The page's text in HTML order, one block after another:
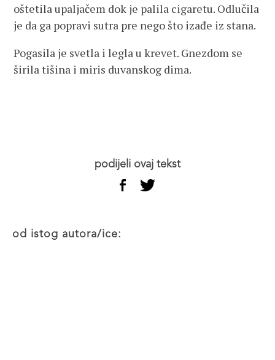
oštetila upaljačem dok je palila cigaretu. Odlučila
je da ga popravi sutra pre nego što izađe iz stana.
Pogasila je svetla i legla u krevet. Gnezdom se
širila tišina i miris duvanskog dima.
podijeli ovaj tekst
od istog autora/ice: